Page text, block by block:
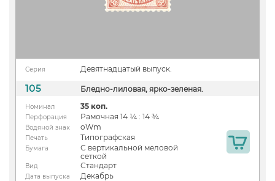
Серия Девятнадцатый выпуск.
105 Бледно-лиловая, ярко-зеленая.
Номинал 35 коп.
Перфорация Рамочная 14 ¼ : 14 ¾
Водяной знак oWm
Печать Типографская
Бумага
С вертикальной меловой
сеткой
Вид Стандарт
Дата выпуска Декабрь